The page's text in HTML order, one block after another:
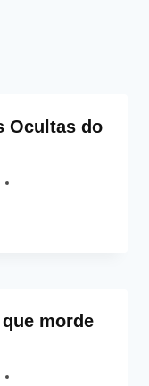
Ocultas do
morde